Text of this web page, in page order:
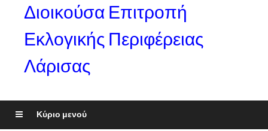
Διοικούσα Επιτροπή
Εκλογικής Περιφέρειας
Λάρισας
Κύριο μενού